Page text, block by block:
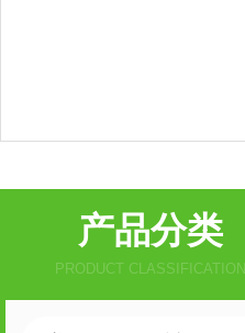
产品分类
PRODUCT CLASSIFICATION